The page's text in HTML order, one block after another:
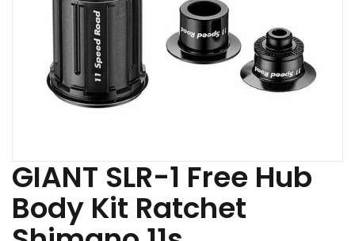
GIANT SLR-1 Free Hub
Body Kit Ratchet